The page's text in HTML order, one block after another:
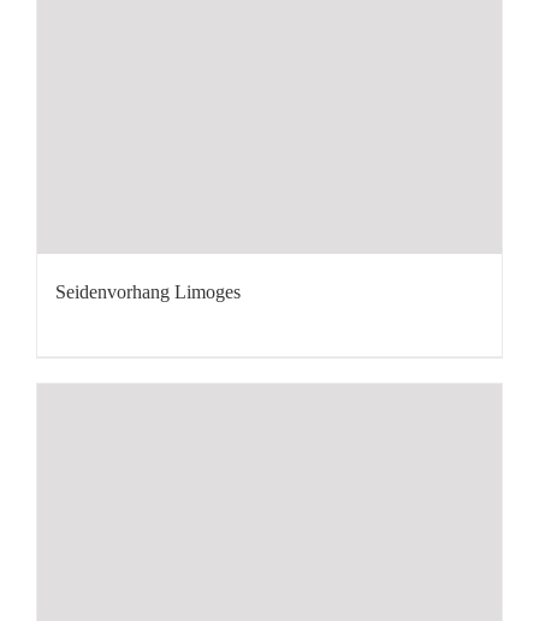
Seidenvorhang Limoges